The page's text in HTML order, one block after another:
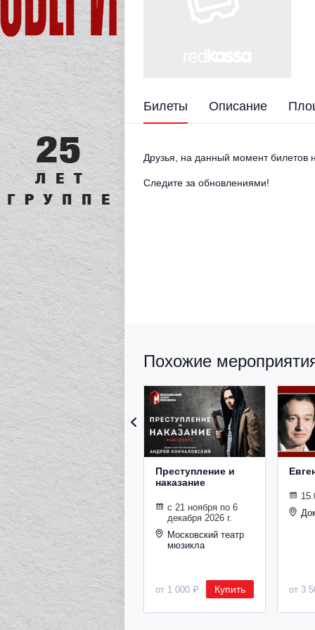
Билеты Описание
Друзья, на данный момент билетов
Следите за обновлениями!
Похожие
Преступление и
наказание
с 21 ноября по 6
декабря 2026 г.
Московский театр
мюзикла
от 1 000 ₽ Купить от 3